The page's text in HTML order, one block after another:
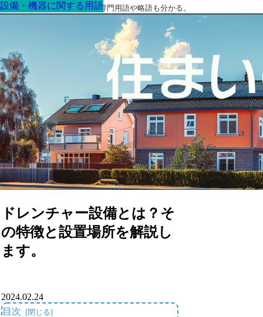
最高の家を作るための知識！専門用語や略語も分かる。
ドレンチャー設備とは？そ
の特徴と設置場所を解説し
ます。
設備・機器に関する用語
2024.02.24
目次
設備・機器に関する用語
設備・機器に関する用語
設備・機器に関する用語
設備・機器に関する用語
設備・機器に関する用語
設備・機器に関する用語